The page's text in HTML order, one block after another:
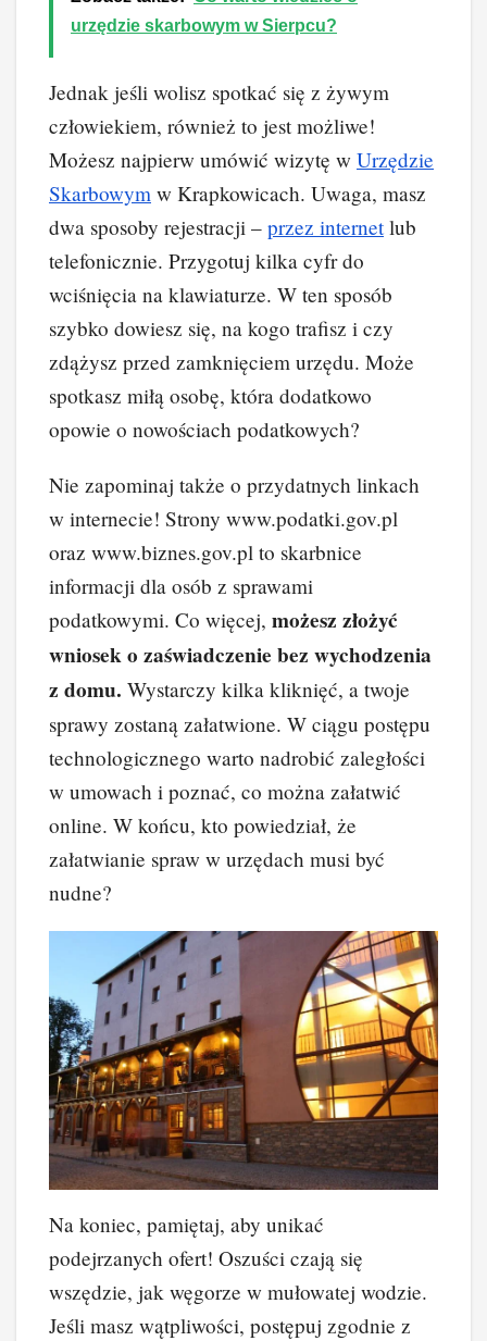
urzędzie skarbowym w Sierpcu?
Jednak jeśli wolisz spotkać się z żywym
człowiekiem, również to jest możliwe!
Możesz najpierw umówić wizytę w Urzędzie
Skarbowym w Krapkowicach. Uwaga, masz
dwa sposoby rejestracji – przez internetlub
telefonicznie. Przygotuj kilka cyfr do
wciśnięcia na klawiaturze. W ten sposób
szybko dowiesz się, na kogo trafisz i czy
zdążysz przed zamknięciem urzędu. Może
spotkasz miłą osobę, która dodatkowo
opowie o nowościach podatkowych?
Nie zapominaj także o przydatnych linkach
w internecie! Strony www.podatki.gov.pl
oraz www.biznes.gov.pl to skarbnice
informacji dla osób z sprawami
podatkowymi. Co więcej, możesz złożyć
wniosek o zaświadczenie bez wychodzenia
z domu. Wystarczy kilka kliknięć, a twoje
sprawy zostaną załatwione. W ciągu postępu
technologicznego warto nadrobić zaległości
w umowach i poznać, co można załatwić
online. W końcu, kto powiedział, że
załatwianie spraw w urzędach musi być
nudne?
Na koniec, pamiętaj, aby unikać
podejrzanych ofert! Oszuści czają się
wszędzie, jak węgorze w mułowatej wodzie.
Jeśli masz wątpliwości, postępuj zgodnie z